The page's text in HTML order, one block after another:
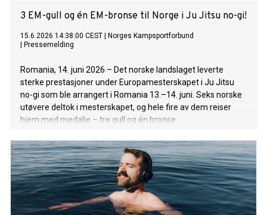
3 EM-gull og én EM-bronse til Norge i Ju Jitsu no-gi!
15.6.2026 14:38:00 CEST
Norges Kampsportforbund
Pressemelding
Romania, 14. juni 2026 – Det norske landslaget leverte
sterke prestasjoner under Europamesterskapet i Ju Jitsu
no-gi som ble arrangert i Romania 13.–14. juni. Seks norske
utøvere deltok i mesterskapet, og hele fire av dem reiser
hjem med medalje – tre gull og én bronse.